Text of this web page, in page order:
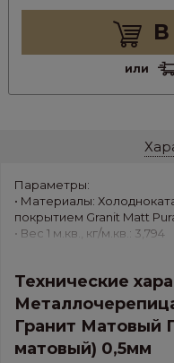
или
Параметры:
• Материалы:
покрытием Granit Matt
• Вес 1 м.кв., кг/м.кв.: 3,794
• Ширина полезная, мм:
• Ширина листа
• Высота волны, мм: 25
• Минимальная длина, м:
• Максимальная длина, м:
Технические
Гранит Матовый
матовый) 0,5мм